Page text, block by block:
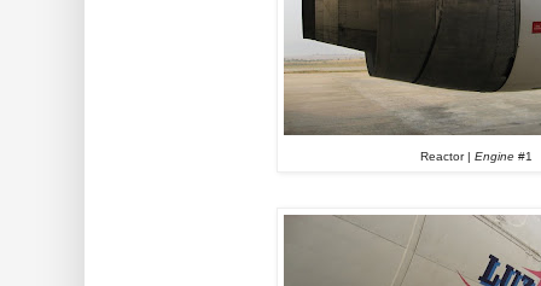
Reactor |Engine #1